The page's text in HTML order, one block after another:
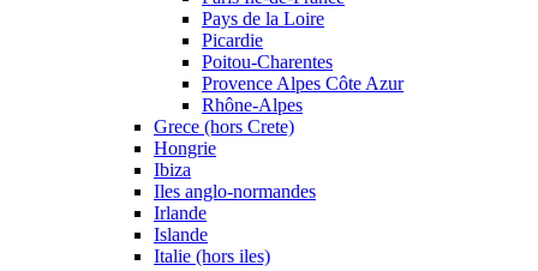
Pays de la Loire
Picardie
Poitou-Charentes
Provence Alpes Côte Azur
Rhône-Alpes
Grece (hors Crete)
Hongrie
Ibiza
Iles anglo-normandes
Irlande
Islande
Italie (hors iles)